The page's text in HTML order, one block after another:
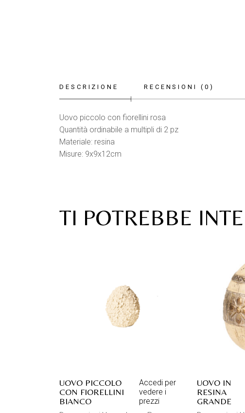
DESCRIZIONE RECENSIONI (0)
Uovo piccolo con fiorellini rosa
Quantità ordinabile a multipli di 2 pz
Materiale: resina
Misure: 9x9x12cm
TI POTREBBE
UOVO PICCOLO
CON FIORELLINI
BIANCO
Accedi per
vedere i
prezzi
UOVO IN
RESINA
GRANDE